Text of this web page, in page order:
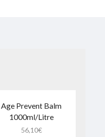
Age Prevent Balm
1000ml/Litre
56,10€